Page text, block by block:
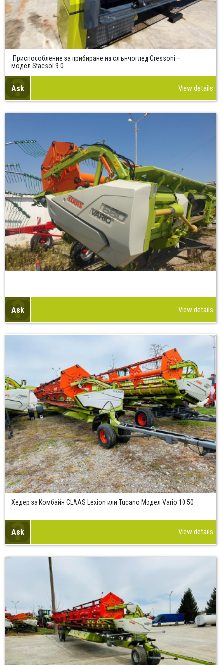
Приспособление за прибиране на слънчоглед Cressoni –
модел Stacsol 9.0
Ask View details
Ask View details
Хедер за Комбайн CLAAS Lexion или Tucano Модел Vario 10.50
Ask View details